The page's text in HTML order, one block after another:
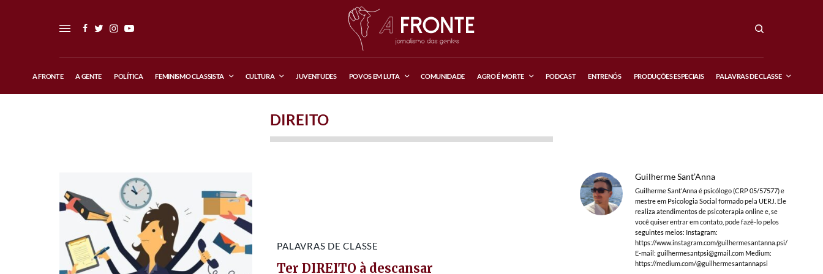
A FRONTE A GENTE POLÍTICA FEMINISMO CLASSISTA CULTURA JUVENTUDES POVOS EM LUTA COMUNIDADE AGRO É MORTE PODCAST ENTRENÓS PRODUÇÕES ESPECIAIS PALAVRAS DE CLASSE
DIREITO
PALAVRAS DE CLASSE
Ter DIREITO à descansar
Guilherme Sant’Anna
Guilherme Sant'Anna é psicólogo (CRP 05/57577) e
mestre em Psicologia Social formado pela UERJ. Ele
realiza atendimentos de psicoterapia online e, se
você quiser entrar em contato, pode fazê-lo pelos
seguintes meios: Instagram:
https://www.instagram.com/guilhermesantanna.psi/
E-mail: guilhermesantpsi@gmail.comMedium:
https://medium.com/@guilhermesantannapsi